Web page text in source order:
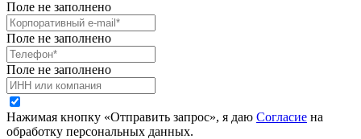
Поле не заполнено
Поле не заполнено
Поле не заполнено
Нажимая кнопку «Отправить запрос», я даю Согласие на
обработку персональных данных.